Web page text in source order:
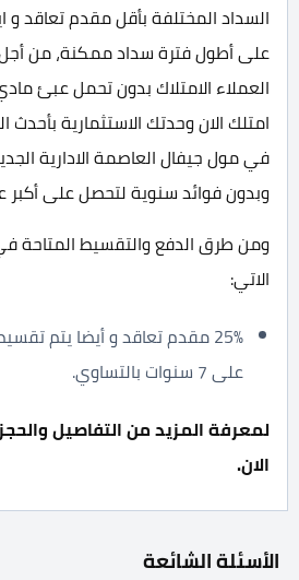
السداد المختلفة بأقل مقدم تعاقد و
على أطول فترة سداد ممكنة، من
العملاء الامتلاك بدون تحمل عبئ
امتلك الان وحدتك الاستثمارية بأحدث
وبدون فوائد سنوية لتحصل على أكبر
ومن طرق الدفع والتقسيط المتاحة
الاتي:
25% مقدم تعاقد و أيضا يتم
على 7 سنوات بالتساوي.
لمعرفة المزيد من التفاصيل
الان.
الأسئلة الشائعة